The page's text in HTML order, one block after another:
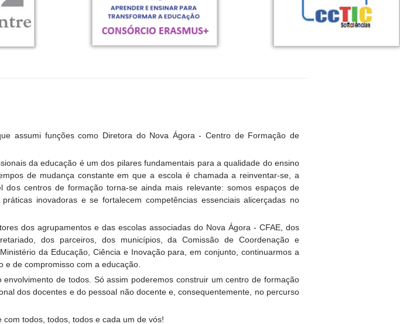
assumi funções como Diretora do Nova Ágora - Centro de Formação de
da educação é um dos pilares fundamentais para a qualidade do ensino
de mudança constante em que a escola é chamada a reinventar-se, a
centros de formação torna-se ainda mais relevante: somos espaços de
inovadoras e se fortalecem competências essenciais alicerçadas no
dos agrupamentos e das escolas associadas do Nova Ágora - CFAE, dos
dos parceiros, dos municípios, da Comissão de Coordenação e
da Educação, Ciência e Inovação para, em conjunto, continuarmos a
de compromisso com a educação.
de todos. Só assim poderemos construir um centro de formação
dos docentes e do pessoal não docente e, consequentemente, no percurso
todos, todos, todos e cada um de vós!